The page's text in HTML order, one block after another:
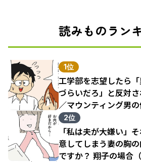
読みものラン
1位
工学部を志望したら
づらいだろ」と反対
／マウンティング男
結果（1）
2位
「私は夫が大嫌い」
意してしまう妻の胸
ですか？ 翔子の場合（